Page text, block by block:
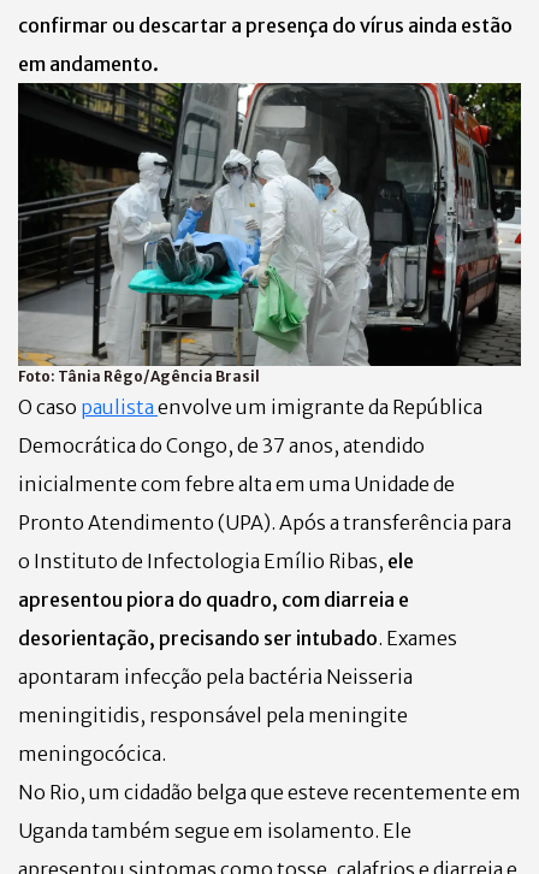
confirmar ou descartar a presença do vírus ainda estão
em andamento.
Foto: Tânia Rêgo/Agência Brasil
O caso paulista envolve um imigrante da República
Democrática do Congo, de 37 anos, atendido
inicialmente com febre alta em uma Unidade de
Pronto Atendimento (UPA). Após a transferência para
o Instituto de Infectologia Emílio Ribas, ele
apresentou piora do quadro, com diarreia e
desorientação, precisando ser intubado. Exames
apontaram infecção pela bactéria Neisseria
meningitidis, responsável pela meningite
meningocócica.
No Rio, um cidadão belga que esteve recentemente em
Uganda também segue em isolamento. Ele
apresentou sintomas como tosse, calafrios e diarreia e